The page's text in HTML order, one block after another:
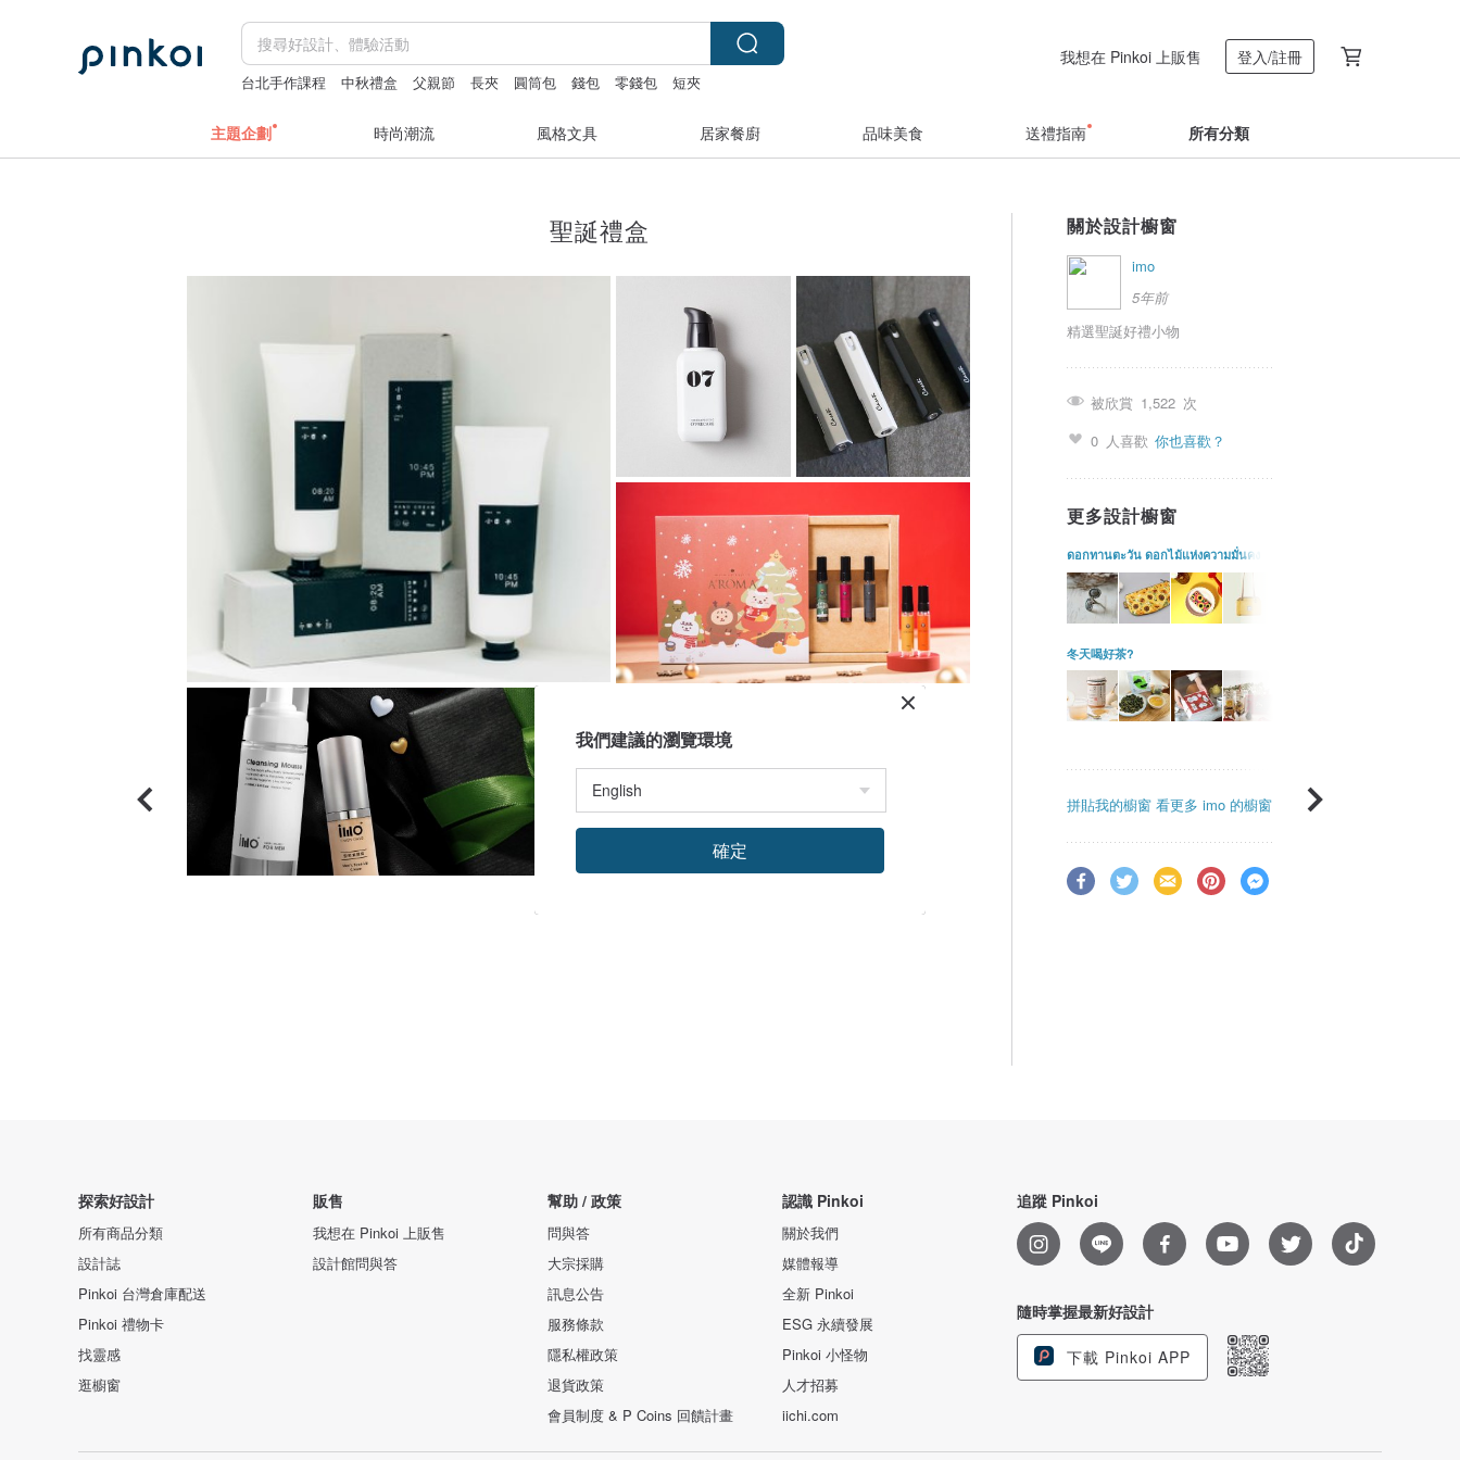
台北手作課程 中秋禮盒 父親節 長夾 圓筒包 錢包 零錢包 短夾
我想在 Pinkoi 上販售 登入/註冊
主題企劃 時尚潮流 風格文具 居家餐廚 品味美食 送禮指南 所有分類
聖誕禮盒 關於設計櫥窗
imo
5年前
精選聖誕好禮小物
被欣賞 1,522 次
0 人喜歡 你也喜歡？
更多設計櫥窗
ดอกทานตะวัน ดอกไม้แห่งความมั่นคง
冬天喝好茶?
拼貼我的櫥窗 看更多 imo 的櫥窗
探索好設計
所有商品分類
設計誌
Pinkoi 台灣倉庫配送
Pinkoi 禮物卡
找靈感
逛櫥窗
販售
我想在 Pinkoi 上販售
設計館問與答
幫助 / 政策
問與答
大宗採購
訊息公告
服務條款
隱私權政策
退貨政策
會員制度 & P Coins 回饋計畫
認識 Pinkoi
關於我們
媒體報導
全新 Pinkoi
ESG 永續發展
Pinkoi 小怪物
人才招募
iichi.com
追蹤 Pinkoi
隨時掌握最新好設計
下載 Pinkoi APP
我們建議的瀏覽環境
確定